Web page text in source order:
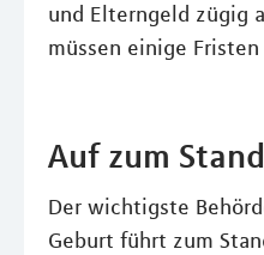
und Elterngeld zügig
müssen einige
Auf zum
Der wichtigste
Geburt führt zum